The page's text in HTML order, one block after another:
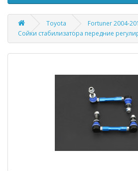
Toyota
Fortuner 2004-
Сойки стабилизатора передние